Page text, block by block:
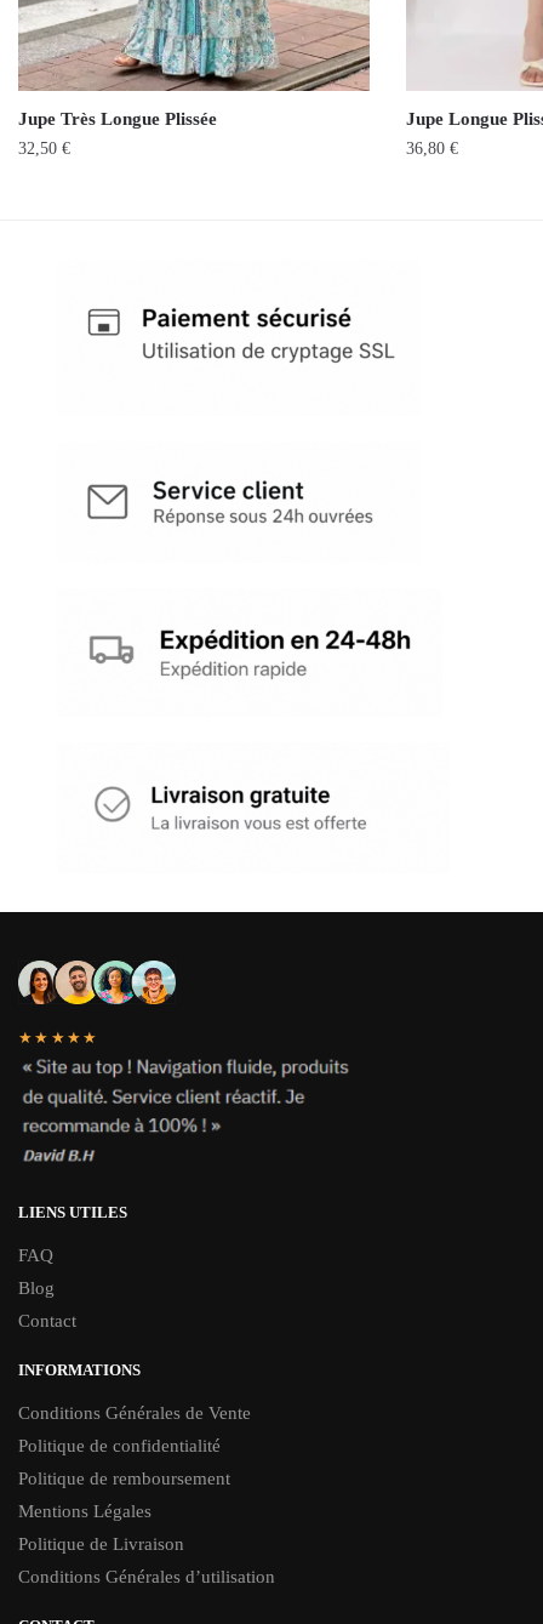
Jupe Très Longue Plissée
32,50 €
Jupe Longue
36,80 €
★★★★★
LIENS UTILES
FAQ
Blog
Contact
INFORMATIONS
Conditions Générales de Vente
Politique de confidentialité
Politique de remboursement
Mentions Légales
Politique de Livraison
Conditions Générales d’utilisation